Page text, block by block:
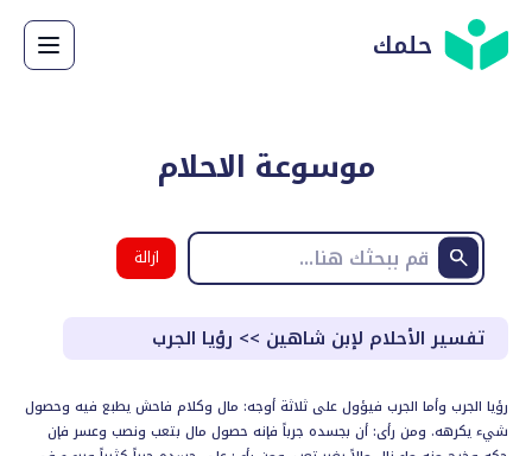
حلمك
موسوعة الاحلام
ازالة
البحث
تفسير الأحلام لإبن شاهين >> رؤيا الجرب
رؤيا الجرب وأما الجرب فيؤول على ثلاثة أوجه: مال وكلام فاحش يطبع فيه وحصول
شيء يكرهه. ومن رأى: أن بجسده جرباً فإنه حصول مال بتعب ونصب وعسر فإن